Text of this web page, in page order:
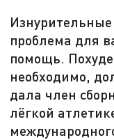
проблема для
помощь.
необходимо,
дала член
лёгкой